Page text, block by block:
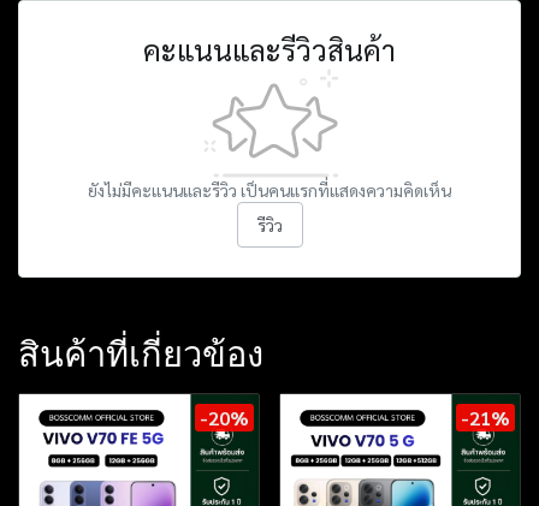
คะแนนและรีวิวสินค้า
ยังไม่มีคะแนนและรีวิว เป็นคนแรกที่แสดงความคิดเห็น
รีวิว
สินค้าที่เกี่ยวข้อง
-20% -21%